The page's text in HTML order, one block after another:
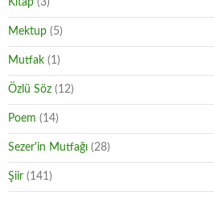
Kitap (3)
Mektup (5)
Mutfak (1)
Özlü Söz (12)
Poem (14)
Sezer'in Mutfağı (28)
Şiir (141)